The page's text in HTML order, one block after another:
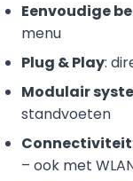
Eenvoudige
menu
Plug & Play:
Modulair
standvoeten
Connectiviteit
– ook met